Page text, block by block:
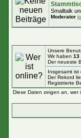
Smalltalk
Moderator
Unsere
Wir haben 13
Der neueste
Insgesamt ist
Der Rekord
Registrierte
Diese Daten zeigen an, wer